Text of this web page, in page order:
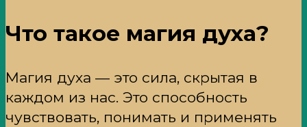
Что такое магия духа?
Магия духа — это сила, скрытая в
каждом из нас. Это способность
чувствовать, понимать и применять